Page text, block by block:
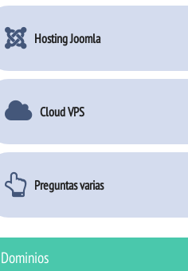
Hosting Joomla
Cloud VPS
Preguntas varias
Dominios